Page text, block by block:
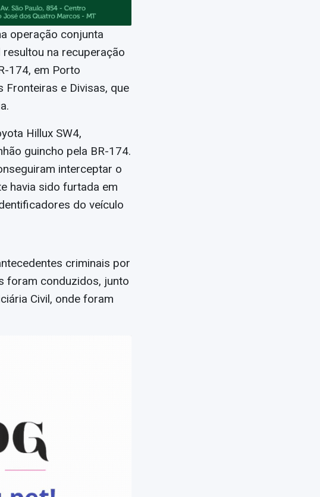
operação conjunta
resultou na recuperação
174, em Porto
Fronteiras e Divisas, que
Hillux SW4,
guincho pela BR-174.
interceptar o
havia sido furtada em
do veículo
criminais por
foram conduzidos, junto
Civil, onde foram